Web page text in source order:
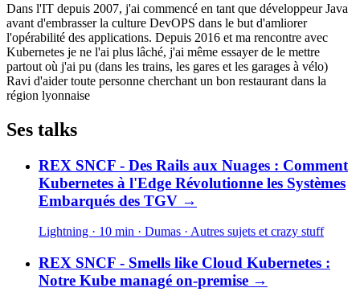
Dans l'IT depuis 2007, j'ai commencé en tant que développeur Java
avant d'embrasser la culture DevOPS dans le but d'amliorer
l'opérabilité des applications. Depuis 2016 et ma rencontre avec
Kubernetes je ne l'ai plus lâché, j'ai même essayer de le mettre
partout où j'ai pu (dans les trains, les gares et les garages à vélo)
Ravi d'aider toute personne cherchant un bon restaurant dans la
région lyonnaise
Ses talks
REX SNCF - Des Rails aux Nuages : Comment
Kubernetes à l'Edge Révolutionne les Systèmes
Embarqués des TGV →
Lightning · 10 min · Dumas · Autres sujets et crazy stuff
REX SNCF - Smells like Cloud Kubernetes :
Notre Kube managé on-premise →